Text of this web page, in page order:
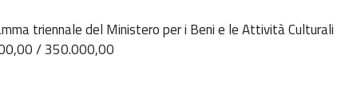
triennale del Ministero per i Beni e le Attività
/ 350.000,00